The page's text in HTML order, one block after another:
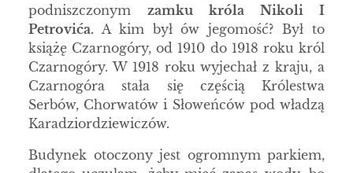
podniszczonym zamku króla Nikoli I
Petrovića. A kim był ów jegomość? Był to
książę Czarnogóry, od 1910 do 1918 roku król
Czarnogóry. W 1918 roku wyjechał z kraju, a
Czarnogóra stała się częścią Królestwa
Serbów, Chorwatów i Słoweńców pod władzą
Karadziordziewiczów.
Budynek otoczony jest ogromnym parkiem,